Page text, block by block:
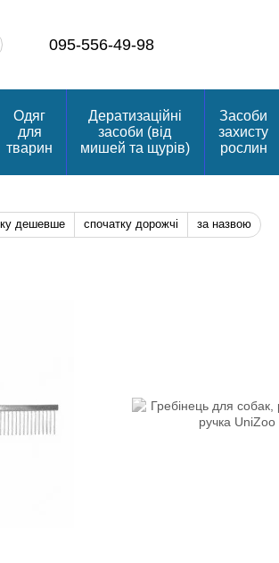
095-556-49-98
Одяг
для
тварин
Дератизаційні
засоби (від
мишей та щурів)
Засоби
захисту
рослин
дешевше спочатку дорожчі за назвою